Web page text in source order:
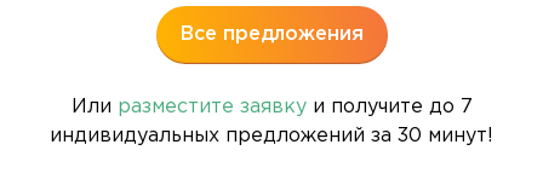
Все предложения
Или разместите заявкуи получите до 7
индивидуальных предложений за 30 минут!